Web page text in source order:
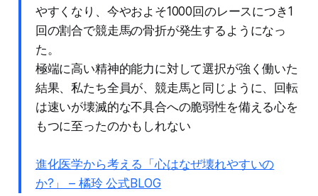
やすくなり、今やおよそ1000回のレースにつき1
回の割合で競走馬の骨折が発生するようになっ
た。
極端に高い精神的能力に対して選択が強く働いた
結果、私たち全員が、競走馬と同じように、回転
は速いが壊滅的な不具合への脆弱性を備える心を
もつに至ったのかもしれない
進化医学から考える「心はなぜ壊れやすいの
か?」 – 橘玲 公式BLOG